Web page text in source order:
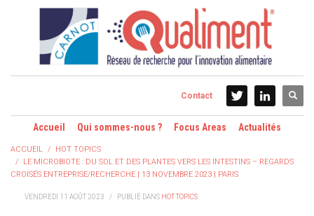
Contact
Accueil Qui sommes-nous ? Focus Areas Actualités
ACCUEIL
HOT TOPICS
LE MICROBIOTE : DU SOL ET DES PLANTES VERS LES INTESTINS – REGARDS
CROISÉS ENTREPRISE/RECHERCHE | 13 NOVEMBRE 2023 | PARIS
VENDREDI 11 AOÛT 2023 / PUBLIÉ DANS HOT TOPICS